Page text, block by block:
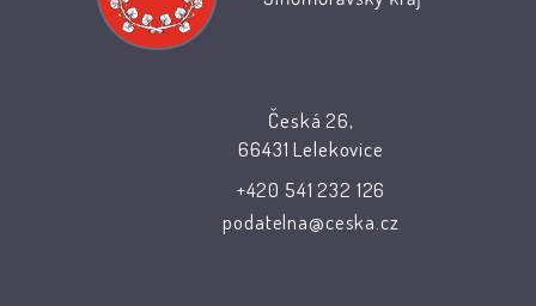
Česká 26,
66431 Lelekovice
+420 541 232 126
podatelna@ceska.cz